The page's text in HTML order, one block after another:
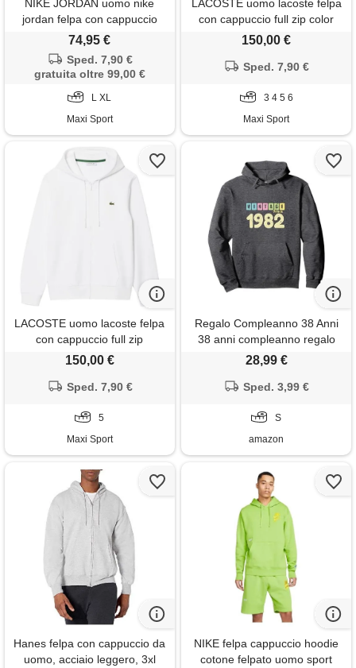
NIKE JORDAN uomo nike
jordan felpa con cappuccio
brooklyn
74,95 €
Sped. 7,90 €
gratuita oltre 99,00 €
L XL
Maxi Sport
LACOSTE uomo lacoste felpa
con cappuccio full zip color
block
150,00 €
Sped. 7,90 €
3 4 5 6
Maxi Sport
LACOSTE uomo lacoste felpa
con cappuccio full zip
150,00 €
Sped. 7,90 €
5
Maxi Sport
Regalo Compleanno 38 Anni
38 anni compleanno regalo
vintage born in 1982 felpa con
28,99 €
Sped. 3,99 €
S
amazon
Hanes felpa con cappuccio da
uomo, acciaio leggero, 3xl
NIKE felpa cappuccio hoodie
cotone felpato uomo sport